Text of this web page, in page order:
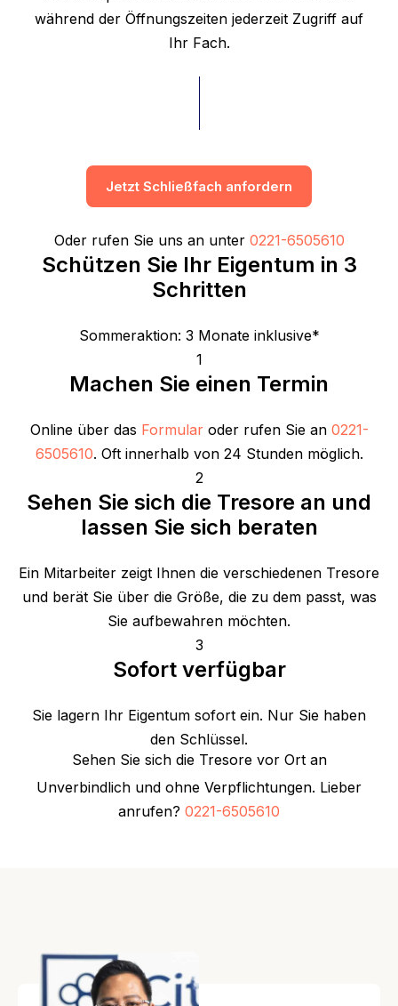
während der Öffnungszeiten jederzeit Zugriff auf
Ihr Fach.
Jetzt Schließfach anfordern
Oder rufen Sie uns an unter 0221-6505610
Schützen Sie Ihr Eigentum in 3
Schritten
Sommeraktion: 3 Monate inklusive*
1
Machen Sie einen Termin
Online über das Formularoder rufen Sie an 0221-
6505610. Oft innerhalb von 24 Stunden möglich.
2
Sehen Sie sich die Tresore an und
lassen Sie sich beraten
Ein Mitarbeiter zeigt Ihnen die verschiedenen Tresore
und berät Sie über die Größe, die zu dem passt, was
Sie aufbewahren möchten.
3
Sofort verfügbar
Sie lagern Ihr Eigentum sofort ein. Nur Sie haben
den Schlüssel.
Sehen Sie sich die Tresore vor Ort an
Unverbindlich und ohne Verpflichtungen. Lieber
anrufen? 0221-6505610